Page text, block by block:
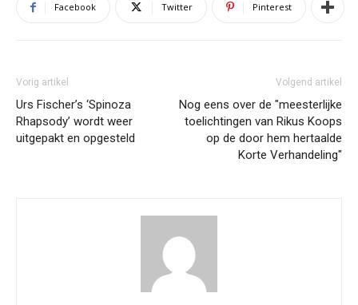
Facebook Twitter Pinterest
Vorig artikel
Urs Fischer’s ‘Spinoza
Rhapsody’ wordt weer
uitgepakt en opgesteld
Volgend artikel
Nog eens over de "meesterlijke
toelichtingen van Rikus Koops
op de door hem hertaalde
Korte Verhandeling"